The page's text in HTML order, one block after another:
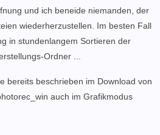
und ich beneide niemanden, der
wiederherzustellen. Im besten Fall
in stundenlangem Sortieren der
Ordner ...
bereits beschrieben im Download von
auch im Grafikmodus